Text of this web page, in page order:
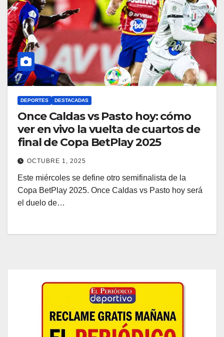
DEPORTES DESTACADAS
Once Caldas vs Pasto hoy: cómo
ver en vivo la vuelta de cuartos de
final de Copa BetPlay 2025
OCTUBRE 1, 2025
Este miércoles se define otro semifinalista de la
Copa BetPlay 2025. Once Caldas vs Pasto hoy será
el duelo de…